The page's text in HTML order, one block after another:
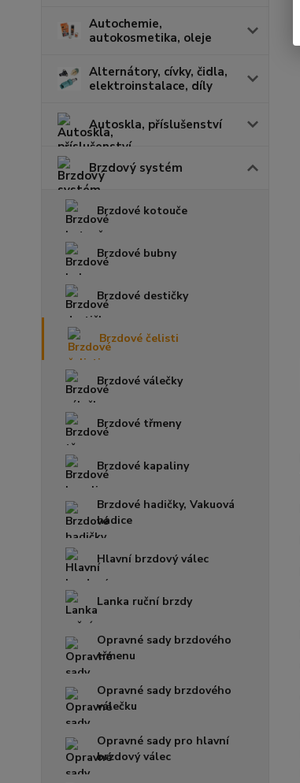
Autochemie,
autokosmetika, oleje
Alternátory, cívky, čidla,
elektroinstalace, díly
Autoskla, příslušenství
Brzdový systém
Brzdové kotouče
Brzdové bubny
Brzdové destičky
Brzdové čelisti
Brzdové válečky
Brzdové třmeny
Brzdové kapaliny
Brzdové hadičky, Vakuová
hadice
Hlavní brzdový válec
Lanka ruční brzdy
Opravné sady brzdového
třmenu
Opravné sady brzdového
válečku
Opravné sady pro hlavní
brzdový válec